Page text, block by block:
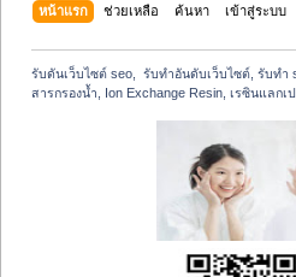
หน้าแรก ช่วยเหลือ ค้นหา เข้าสู่ระบบ
รับดันเว็บไซต์ seo,  รับทำอันดับเว็บไซต์, รับทำ
สารกรองน้ำ, Ion Exchange Resin, เรซินแลกเ